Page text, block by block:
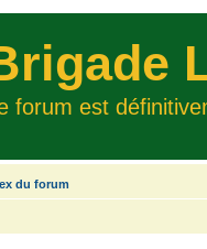
forum est
du forum